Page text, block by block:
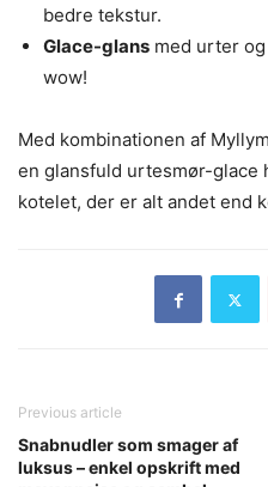
bedre tekstur.
Glace-glans med urter
wow!
Med kombinationen af
en glansfuld urtesmør-glace
kotelet, der er alt andet end
Previous article
Snabnudler som smager af
luksus – enkel opskrift med